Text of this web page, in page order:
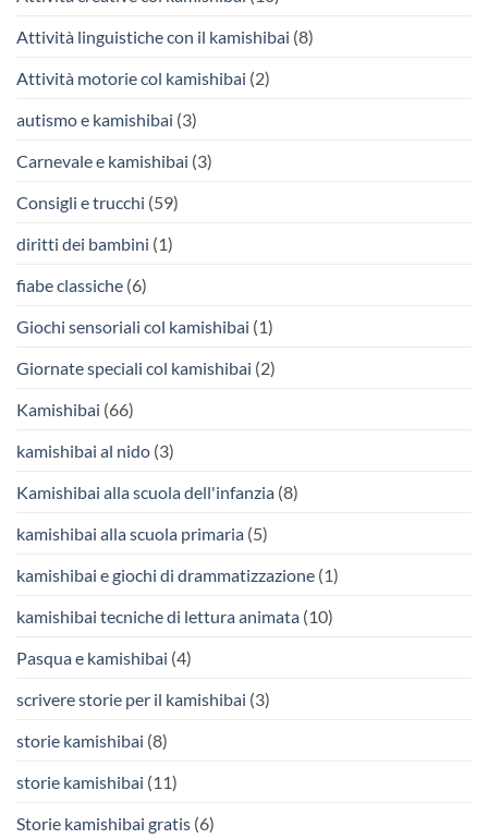
Attività linguistiche con il kamishibai (8)
Attività motorie col kamishibai (2)
autismo e kamishibai (3)
Carnevale e kamishibai (3)
Consigli e trucchi (59)
diritti dei bambini (1)
fiabe classiche (6)
Giochi sensoriali col kamishibai (1)
Giornate speciali col kamishibai (2)
Kamishibai (66)
kamishibai al nido (3)
Kamishibai alla scuola dell'infanzia (8)
kamishibai alla scuola primaria (5)
kamishibai e giochi di drammatizzazione (1)
kamishibai tecniche di lettura animata (10)
Pasqua e kamishibai (4)
scrivere storie per il kamishibai (3)
storie kamishibai (8)
storie kamishibai (11)
Storie kamishibai gratis (6)